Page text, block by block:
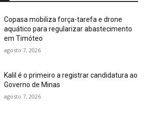
Copasa mobiliza força-tarefa e drone
aquático para regularizar abastecimento
em Timóteo
agosto 7, 2026
Kalil é o primeiro a registrar candidatura ao
Governo de Minas
agosto 7, 2026